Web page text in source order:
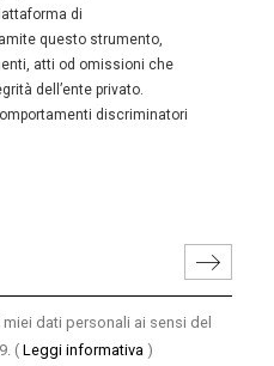
di
questo strumento,
atti od omissioni che
dell’ente privato.
discriminatori
dati personali ai sensi del
( Leggi informativa )